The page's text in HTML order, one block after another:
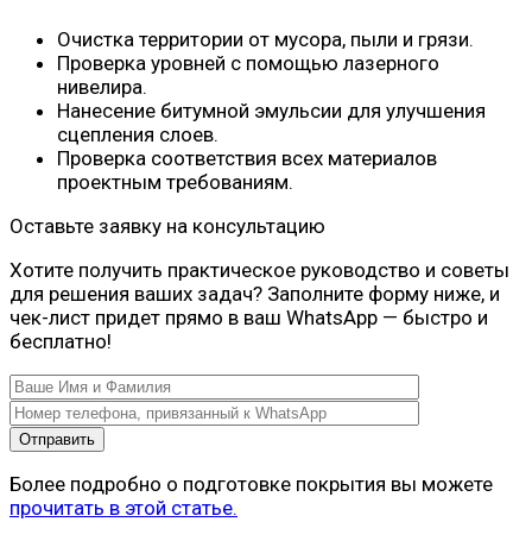
Очистка территории от мусора, пыли и грязи.
Проверка уровней с помощью лазерного
нивелира.
Нанесение битумной эмульсии для улучшения
сцепления слоев.
Проверка соответствия всех материалов
проектным требованиям.
Оставьте заявку на консультацию
Хотите получить практическое руководство и советы
для решения ваших задач? Заполните форму ниже, и
чек-лист придет прямо в ваш WhatsApp — быстро и
бесплатно!
Более подробно о подготовке покрытия вы можете
прочитать в этой статье.